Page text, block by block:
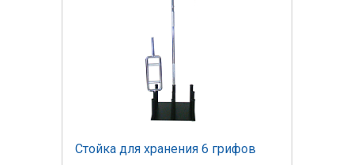
Стойка для хранения 6 грифов